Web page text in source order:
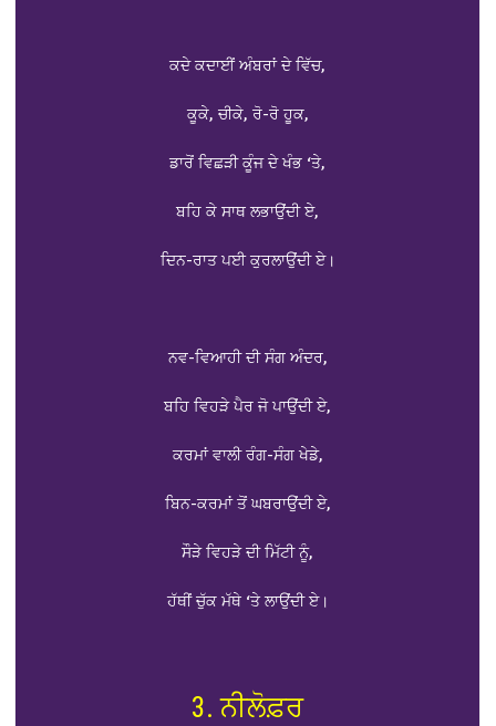
ਕਦੇ ਕਦਾਈਂ ਅੰਬਰਾਂ ਦੇ ਵਿੱਚ,
ਕੂਕੇ, ਚੀਕੇ, ਰੋ-ਰੋ ਹੂਕ,
ਡਾਰੋਂ ਵਿਛੜੀ ਕੂੰਜ ਦੇ ਖੰਭ ‘ਤੇ,
ਬਹਿ ਕੇ ਸਾਥ ਲਭਾਉਂਦੀ ਏ,
ਦਿਨ-ਰਾਤ ਪਈ ਕੁਰਲਾਉਂਦੀ ਏ।
ਨਵ-ਵਿਆਹੀ ਦੀ ਸੰਗ ਅੰਦਰ,
ਬਹਿ ਵਿਹੜੇ ਪੈਰ ਜੋ ਪਾਉਂਦੀ ਏ,
ਕਰਮਾਂ ਵਾਲੀ ਰੰਗ-ਸੰਗ ਖੇਡੇ,
ਬਿਨ-ਕਰਮਾਂ ਤੋਂ ਘਬਰਾਉਂਦੀ ਏ,
ਸੌੜੇ ਵਿਹੜੇ ਦੀ ਮਿੱਟੀ ਨੂੰ,
ਹੱਥੀਂ ਚੁੱਕ ਮੱਥੇ ‘ਤੇ ਲਾਉਂਦੀ ਏ।
3. ਨੀਲੋਫ਼ਰ